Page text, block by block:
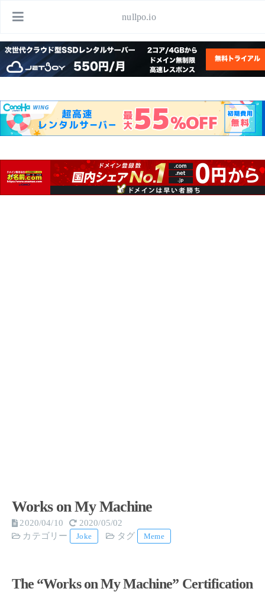
nullpo.io
Works on My Machine
2020/04/10
2020/05/02
カテゴリー
Joke タグ Meme
The “Works on My Machine” Certification